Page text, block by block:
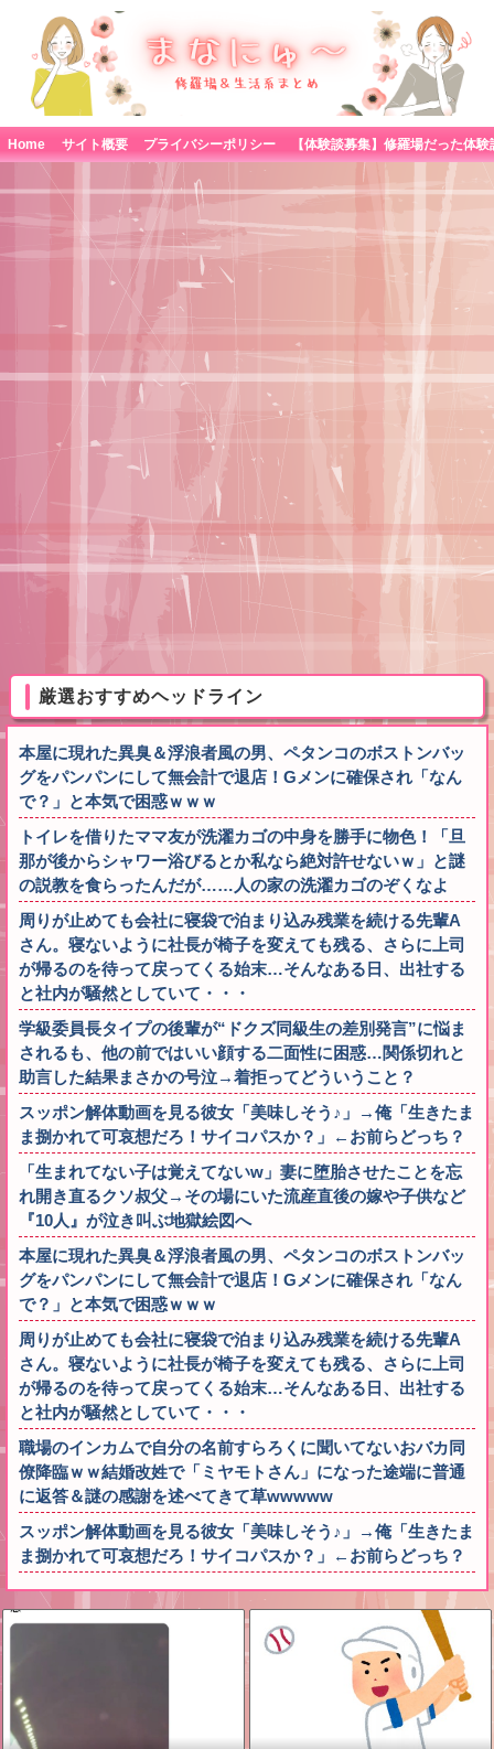
Home サイト概要 プライバシーポリシー
厳選おすすめヘッドライン
本屋に現れた異臭＆浮浪者風の男、ペタンコのボストンバッ
グをパンパンにして無会計で退店！Gメンに確保され「なん
で？」と本気で困惑ｗｗｗ
トイレを借りたママ友が洗濯カゴの中身を勝手に物色！「旦
那が後からシャワー浴びるとか私なら絶対許せないｗ」と謎
の説教を食らったんだが……人の家の洗濯カゴのぞくなよ
周りが止めても会社に寝袋で泊まり込み残業を続ける先輩A
さん。寝ないように社長が椅子を変えても残る、さらに上司
が帰るのを待って戻ってくる始末…そんなある日、出社する
と社内が騒然としていて・・・
学級委員長タイプの後輩が“ドクズ同級生の差別発言”に悩ま
されるも、他の前ではいい顔する二面性に困惑…関係切れと
助言した結果まさかの号泣→着拒ってどういうこと？
スッポン解体動画を見る彼女「美味しそう♪」→俺「生きたま
ま捌かれて可哀想だろ！サイコパスか？」←お前らどっち？
「生まれてない子は覚えてないw」妻に堕胎させたことを忘
れ開き直るクソ叔父→その場にいた流産直後の嫁や子供など
『10人』が泣き叫ぶ地獄絵図へ
本屋に現れた異臭＆浮浪者風の男、ペタンコのボストンバッ
グをパンパンにして無会計で退店！Gメンに確保され「なん
で？」と本気で困惑ｗｗｗ
周りが止めても会社に寝袋で泊まり込み残業を続ける先輩A
さん。寝ないように社長が椅子を変えても残る、さらに上司
が帰るのを待って戻ってくる始末…そんなある日、出社する
と社内が騒然としていて・・・
職場のインカムで自分の名前すらろくに聞いてないおバカ同
僚降臨ｗｗ結婚改姓で「ミヤモトさん」になった途端に普通
に返答＆謎の感謝を述べてきて草wwwww
スッポン解体動画を見る彼女「美味しそう♪」→俺「生きたま
ま捌かれて可哀想だろ！サイコパスか？」←お前らどっち？